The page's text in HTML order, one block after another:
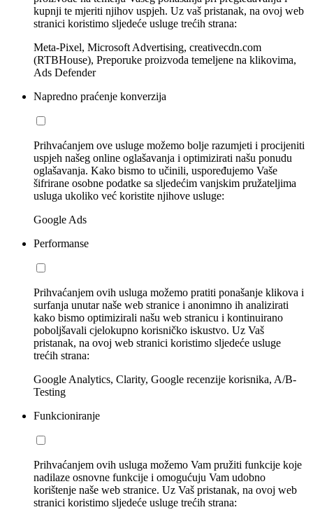
kupnji te mjeriti njihov uspjeh. Uz vaš pristanak, na ovoj web
stranici koristimo sljedeće usluge trećih strana:
Meta-Pixel, Microsoft Advertising, creativecdn.com
(RTBHouse), Preporuke proizvoda temeljene na klikovima,
Ads Defender
Napredno praćenje konverzija
Prihvaćanjem ove usluge možemo bolje razumjeti i procijeniti
uspjeh našeg online oglašavanja i optimizirati našu ponudu
oglašavanja. Kako bismo to učinili, uspoređujemo Vaše
šifrirane osobne podatke sa sljedećim vanjskim pružateljima
usluga ukoliko već koristite njihove usluge:
Google Ads
Performanse
Prihvaćanjem ovih usluga možemo pratiti ponašanje klikova i
surfanja unutar naše web stranice i anonimno ih analizirati
kako bismo optimizirali našu web stranicu i kontinuirano
poboljšavali cjelokupno korisničko iskustvo. Uz Vaš
pristanak, na ovoj web stranici koristimo sljedeće usluge
trećih strana:
Google Analytics, Clarity, Google recenzije korisnika, A/B-
Testing
Funkcioniranje
Prihvaćanjem ovih usluga možemo Vam pružiti funkcije koje
nadilaze osnovne funkcije i omogućuju Vam udobno
korištenje naše web stranice. Uz Vaš pristanak, na ovoj web
stranici koristimo sljedeće usluge trećih strana: